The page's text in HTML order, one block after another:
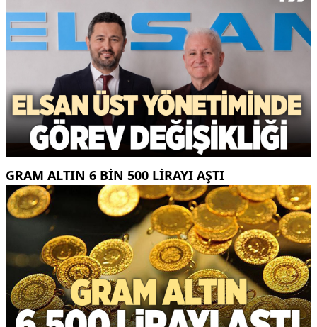
GRAM ALTIN 6 BIN 500 LIRAYI AŞTI